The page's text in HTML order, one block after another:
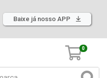
Baixe já nosso APP
0